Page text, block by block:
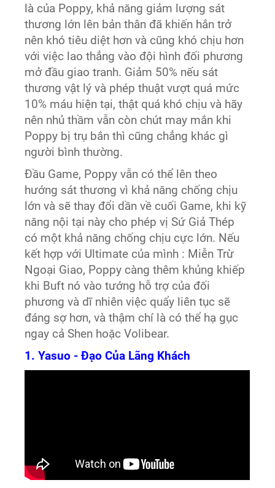
là của Poppy, khả năng giảm lượng sát
thương lớn lên bản thân đã khiến hắn trở
nên khó tiêu diệt hơn và cũng khó chịu hơn
với việc lao thẳng vào đội hình đối phương
mở đầu giao tranh. Giảm 50% nếu sát
thương vật lý và phép thuật vượt quá mức
10% máu hiện tại, thật quá khó chịu và hãy
nên nhủ thầm vẫn còn chút may mắn khi
Poppy bị trụ bắn thì cũng chẳng khác gì
người bình thường.
Đầu Game, Poppy vẫn có thể lên theo
hướng sát thương vì khả năng chống chịu
lớn và sẽ thay đổi dần về cuối Game, khi kỹ
năng nội tại này cho phép vị Sứ Giả Thép
có một khả năng chống chịu cực lớn. Nếu
kết hợp với Ultimate của mình : Miễn Trừ
Ngoại Giao, Poppy càng thêm khủng khiếp
khi Buft nó vào tướng hỗ trợ của đối
phương và dĩ nhiên việc quẩy liên tục sẽ
đáng sợ hơn, và thậm chí là có thể hạ gục
ngay cả Shen hoặc Volibear.
1. Yasuo - Đạo Của Lãng Khách